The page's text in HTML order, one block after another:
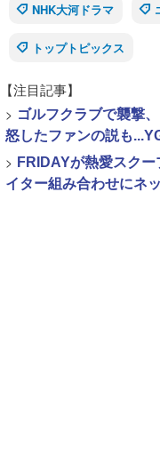
NHK大河ドラマ
トップトピックス
【注目記事】
> ゴルフクラブで襲撃
怒したファンの説も
> FRIDAYが熱愛スク
イター組み合わせにネ